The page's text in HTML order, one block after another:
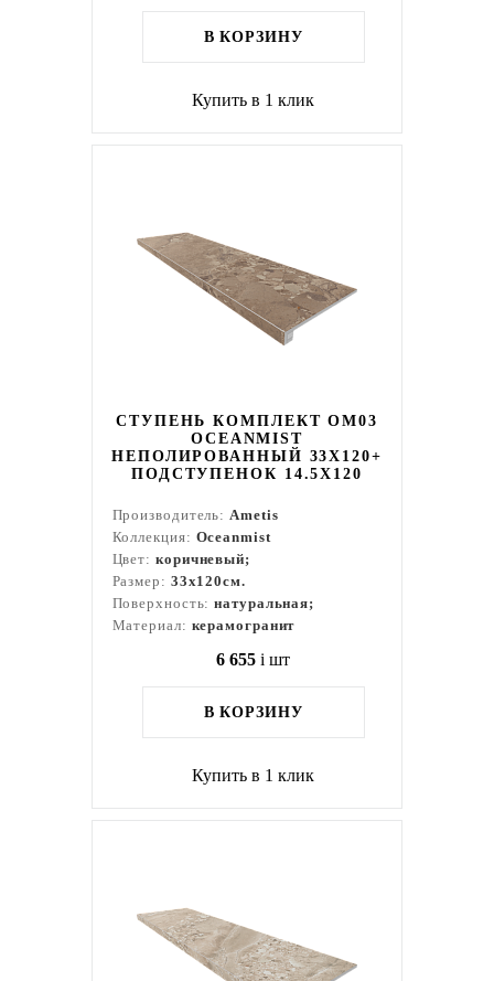
В КОРЗИНУ
Купить в 1 клик
СТУПЕНЬ КОМПЛЕКТ OM03
OCEANMIST
НЕПОЛИРОВАННЫЙ 33X120+
ПОДСТУПЕНОК 14.5X120
Производитель:Ametis
Коллекция: Oceanmist
Цвет: коричневый;
Размер: 33x120см.
Поверхность:натуральная;
Материал: керамогранит
6 655 i шт
В КОРЗИНУ
Купить в 1 клик